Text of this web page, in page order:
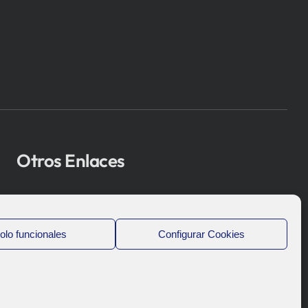
funcionales Configurar Cookies
Otros Enlaces
Bioef
Gobierno Vasco